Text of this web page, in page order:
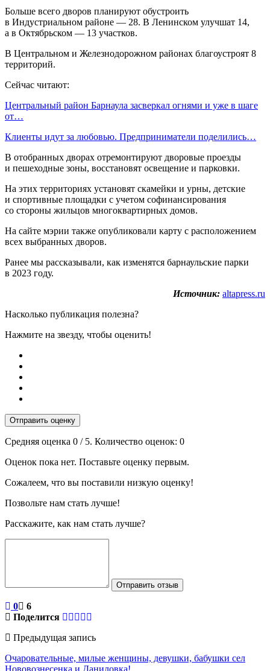
Больше всего дворов планируют обустроить
в Индустриальном районе — 28. В Ленинском улучшат 14,
а в Октябрьском — 13 участков.
В Центральном и Железнодорожном районах благоустроят 8
территорий.
Сейчас читают:
Центральный район Барнаула засверкал огнями и уже в шаге
от…
Клиенты идут за любовью. Предприниматели поделились…
В отобранных дворах отремонтируют дворовые проезды
и пешеходные зоны, восстановят освещение и парковки.
На этих территориях установят скамейки и урны, детские
и спортивные площадки с учетом софинансирования
со стороны жильцов многоквартирных домов.
На сайте мэрии также опубликовали карту с расположением
всех выбранных дворов.
Ранее мы рассказывали, как изменятся барнаульские парки
в 2023 году.
Источник: altapress.ru
Насколько публикация полезна?
Нажмите на звезду, чтобы оценить!
Отправить оценку
Средняя оценка 0 / 5. Количество оценок: 0
Оценок пока нет. Поставьте оценку первым.
Сожалеем, что вы поставили низкую оценку!
Позвольте нам стать лучше!
Расскажите, как нам стать лучше?
Отправить отзыв
0
6
Поделится
Предыдущая запись
Очаровательные, милые женщины, девушки, бабушки сел
Нововознесенка и Даниловка!